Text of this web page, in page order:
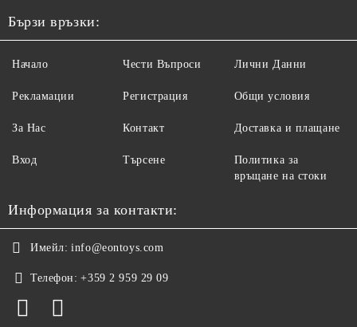
Бързи връзки:
Начало
Рекламации
За Нас
Вход
Чести Въпроси
Регистрация
Контакт
Търсене
Лични Данни
Общи условия
Доставка и плащане
Политика за
връщане на стоки
Информация за контакти:
Имейл: info@eontoys.com
Телефон: +359 2 959 29 09